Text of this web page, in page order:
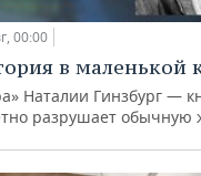
00:00
в маленькой
Наталии Гинзбург —
разрушает обычную